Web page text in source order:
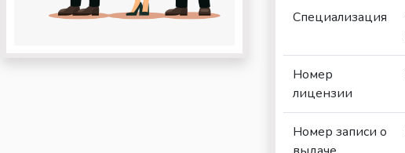
Специализация
Номер
лицензии
Номер записи о